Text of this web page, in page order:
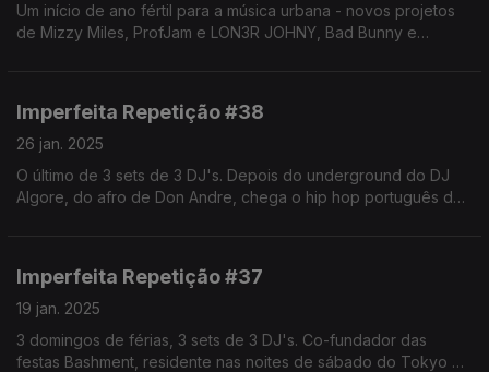
Um início de ano fértil para a música urbana - novos projetos
de Mizzy Miles, ProfJam e LON3R JOHNY, Bad Bunny e
Imperfeita Repetição #38
26 jan. 2025
O último de 3 sets de 3 DJ's. Depois do underground do DJ
Algore, do afro de Don Andre, chega o hip hop português de
Imperfeita Repetição #37
19 jan. 2025
3 domingos de férias, 3 sets de 3 DJ's. Co-fundador das
festas Bashment, residente nas noites de sábado do Tokyo e